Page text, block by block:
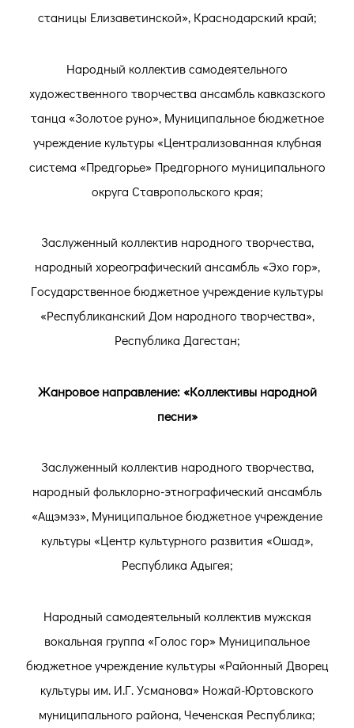
станицы Елизаветинской», Краснодарский край;
Народный коллектив самодеятельного
художественного творчества ансамбль кавказского
танца «Золотое руно», Муниципальное бюджетное
учреждение культуры «Централизованная клубная
система «Предгорье» Предгорного муниципального
округа Ставропольского края;
Заслуженный коллектив народного творчества,
народный хореографический ансамбль «Эхо гор»,
Государственное бюджетное учреждение культуры
«Республиканский Дом народного творчества»,
Республика Дагестан;
Жанровое направление: «Коллективы народной
песни»
Заслуженный коллектив народного творчества,
народный фольклорно-этнографический ансамбль
«Ащэмэз», Муниципальное бюджетное учреждение
культуры «Центр культурного развития «Ошад»,
Республика Адыгея;
Народный самодеятельный коллектив мужская
вокальная группа «Голос гор» Муниципальное
бюджетное учреждение культуры «Районный Дворец
культуры им. И.Г. Усманова» Ножай-Юртовского
муниципального района, Чеченская Республика;